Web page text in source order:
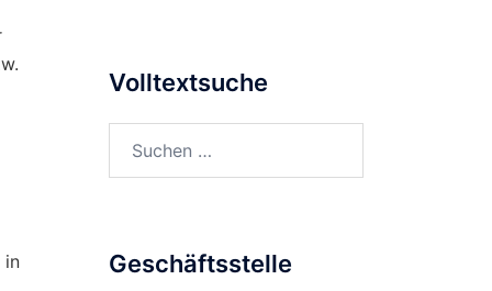
in
Volltextsuche
nach:
Geschäftsstelle